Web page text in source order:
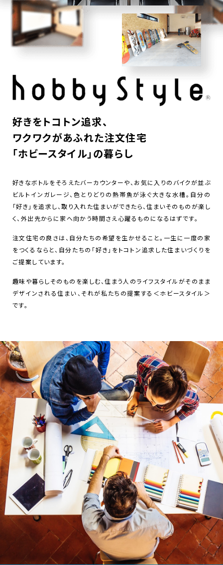
好きをトコトン追求、
ワクワクがあふれた注文住宅
「ホビースタイル」の暮らし
好きなボトルをそろえたバーカウンターや、お気に入りのバイクが並ぶ
ビルトインガレージ、色とりどりの熱帯魚が泳ぐ大きな水槽。自分の
「好き」を追求し、取り入れた住まいができたら、住まいそのものが楽し
く、外出先からに家へ向かう時間さえ心躍るものになるはずです。
注文住宅の良さは、自分たちの希望を生かせること。一生に一度の家
をつくるならと、自分たちの「好き」をトコトン追求した住まいづくりを
ご提案しています。
趣味や暮らしそのものを楽しむ、住まう人のライフスタイルがそのまま
デザインされる住まい――、それが私たちの提案する＜ホビースタイル＞
です。